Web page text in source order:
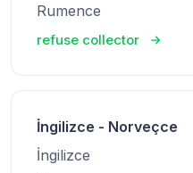
Rumence
refuse collector
İngilizce - Norveçce
İngilizce